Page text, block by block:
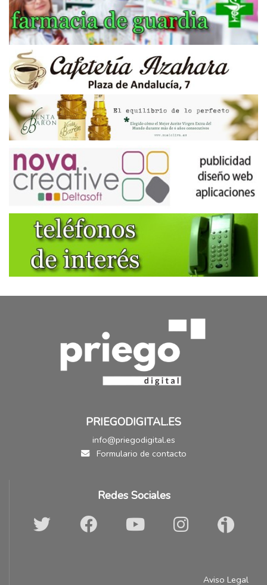
PRIEGODIGITAL.ES
info@priegodigital.es
Formulario de contacto
Redes Sociales
Aviso Legal